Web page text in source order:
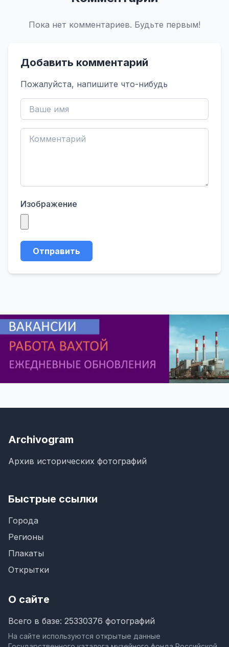
Пока нет комментариев. Будьте первым!
Добавить комментарий
Пожалуйста, напишите что-нибудь
Изображение
Отправить
Archivogram
Архив исторических фотографий
Быстрые ссылки
Города
Регионы
Плакаты
Открытки
О сайте
Всего в базе: 25330376 фотографий
На сайте используются открытые данные